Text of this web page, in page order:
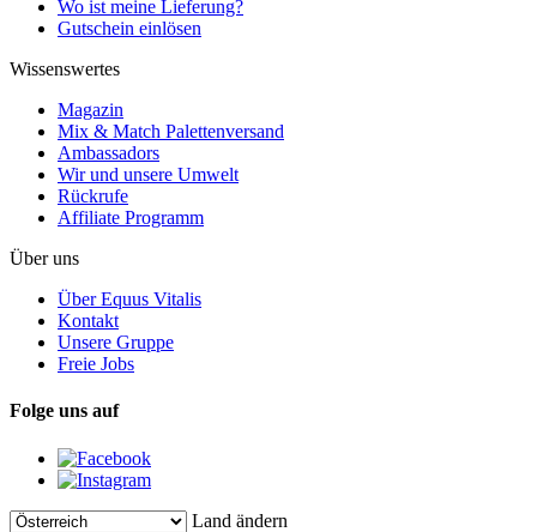
Wo ist meine Lieferung?
Gutschein einlösen
Wissenswertes
Magazin
Mix & Match Palettenversand
Ambassadors
Wir und unsere Umwelt
Rückrufe
Affiliate Programm
Über uns
Über Equus Vitalis
Kontakt
Unsere Gruppe
Freie Jobs
Folge uns auf
Land ändern